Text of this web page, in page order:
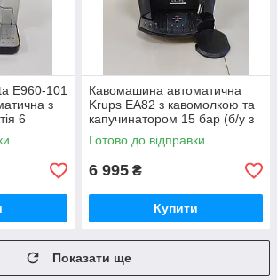
E960-101
з
6
та
Кавомашина автоматична
Krups EA82 з кавомолкою та
капучинатором 15 бар (б/у з
Німеччини, гарантія 6 міс)
Готово до відправки
6 995 ₴
Купити
Показати ще